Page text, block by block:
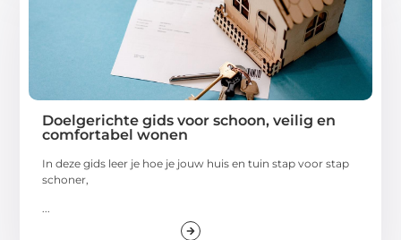
Doelgerichte gids voor schoon, veilig en
comfortabel wonen
In deze gids leer je hoe je jouw huis en tuin stap voor stap
schoner,
...